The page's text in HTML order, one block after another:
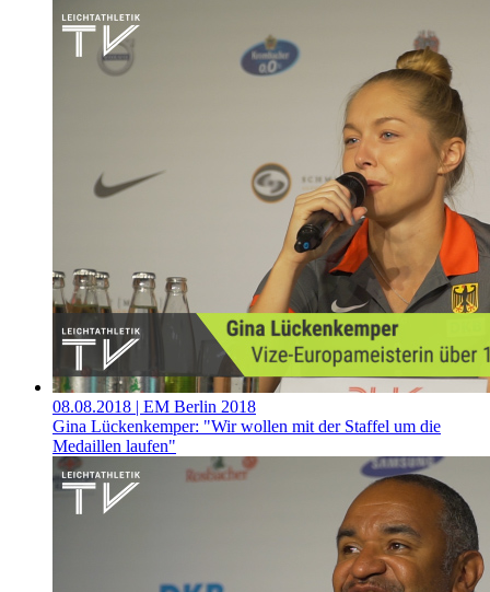
08.08.2018 | EM Berlin 2018
Gina Lückenkemper: "Wir wollen mit der Staffel um die
Medaillen laufen"